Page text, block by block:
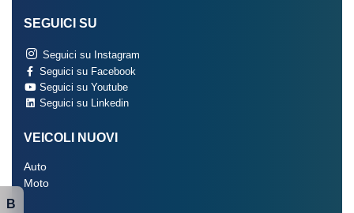
SEGUICI SU
Seguici su Instagram
Seguici su Facebook
Seguici su Youtube
Seguici su Linkedin
VEICOLI NUOVI
Auto
Moto
B